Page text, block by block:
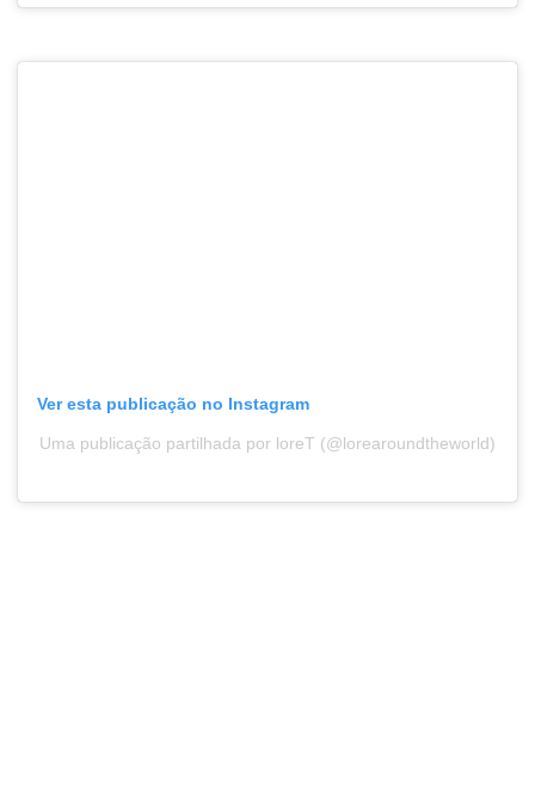
Ver esta publicação no Instagram
Uma publicação partilhada por loreT (@lorearoundtheworld)